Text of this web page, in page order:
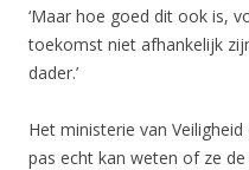
‘Maar hoe goed dit ook is,
toekomst niet afhankelijk
dader.’
Het ministerie van
pas echt kan weten of ze